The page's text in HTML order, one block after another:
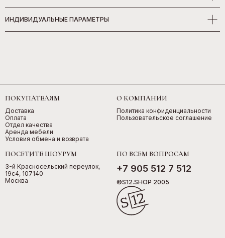
ИНДИВИДУАЛЬНЫЕ ПАРАМЕТРЫ
ПОКУПАТЕЛЯМ
Доставка
Оплата
Отдел качества
Аренда мебели
Условия обмена и возврата
О КОМПАНИИ
Политика конфиденциальности
Пользовательское соглашение
ПОСЕТИТЕ ШОУРУМ
3-й Красносельский переулок,
19с4, 107140
Москва
ПО ВСЕМ ВОПРОСАМ
+7 905 512 7 512
©S12.SHOP 2005